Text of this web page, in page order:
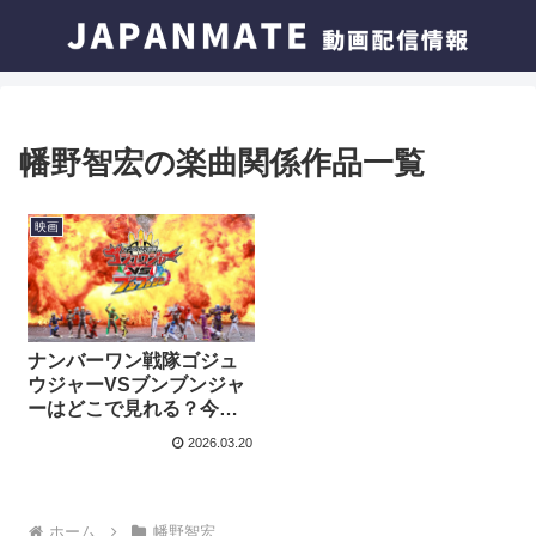
幡野智宏の楽曲関係作品一覧
映画
ナンバーワン戦隊ゴジュ
ウジャーVSブンブンジャ
ーはどこで見れる？今す
ぐ視聴できる動画配信サ
2026.03.20
ホーム 幡野智宏